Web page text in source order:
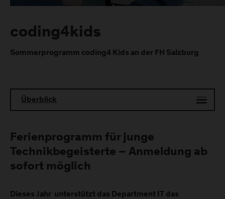
coding4kids
Sommerprogramm coding4 Kids an der FH Salzburg
Überblick
Ferienprogramm für junge
Technikbegeisterte – Anmeldung ab
sofort möglich
Dieses Jahr unterstützt das Department IT das